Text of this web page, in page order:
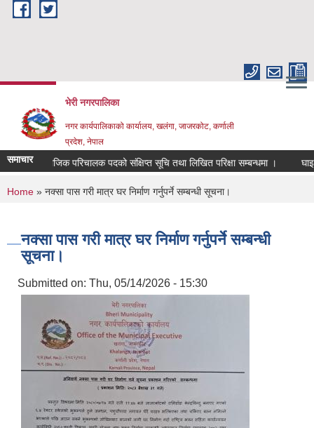
Skip to main content
भेरी नगरपालिका
नगर कार्यपालिकाको कार्यालय, खलंगा, जाजरकोट, कर्णाली
प्रदेश, नेपाल
समाचार
सामाजिक परिचालक पदको संक्षिप्त सूचि तथा लिखित परिक्षा सम्बन्धमा । घाइते
You are here
Home » नक्सा पास गरी मात्र घर निर्माण गर्नुपर्ने सम्बन्धी सूचना।
नक्सा पास गरी मात्र घर निर्माण गर्नुपर्ने सम्बन्धी
सूचना।
Submitted on: Thu, 05/14/2026 - 15:30